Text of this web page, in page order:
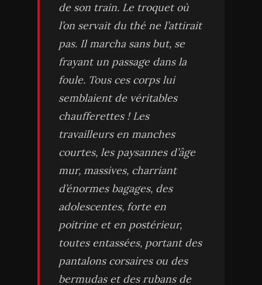
de son train. Le troquet où
l’on servait du thé ne l’attirait
pas. Il marcha sans but, se
frayant un passage dans la
foule. Tous ces corps lui
semblaient de véritables
chaufferettes ! Les
travailleurs en manches
courtes, les paysannes d’âge
mur, massives, charriant
d’énormes bagages, des
adolescentes, forte en
poitrine et en postérieur,
toutes entassées, portant des
pantalons corsaires ou des
bermudas et des rubans de